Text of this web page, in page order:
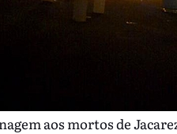
aos mortos de